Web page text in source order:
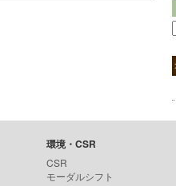
環境・CSR
CSR
モーダルシフト